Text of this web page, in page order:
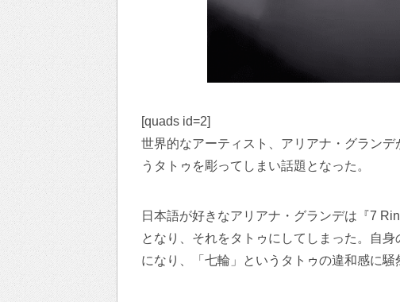
[quads id=2]
世界的なアーティスト、アリアナ・グラン
うタトゥを彫ってしまい話題となった。
日本語が好きなアリアナ・グランデは『7
となり、それをタトゥにしてしまった。自
になり、「七輪」というタトゥの違和感に騒